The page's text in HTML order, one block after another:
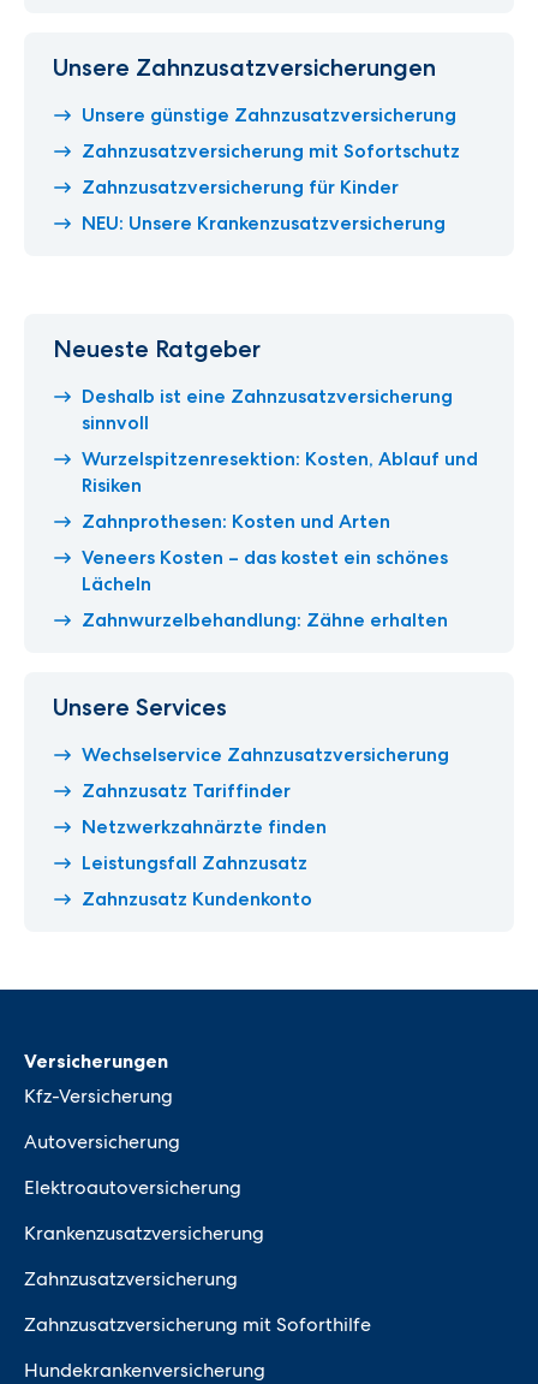
Unsere Zahnzusatzversicherungen
Unsere günstige Zahnzusatzversicherung
Zahnzusatzversicherung mit Sofortschutz
Zahnzusatzversicherung für Kinder
NEU: Unsere Krankenzusatzversicherung
Neueste Ratgeber
Deshalb ist eine Zahnzusatzversicherung
sinnvoll
Wurzelspitzenresektion: Kosten, Ablauf und
Risiken
Zahnprothesen: Kosten und Arten
Veneers Kosten – das kostet ein schönes
Lächeln
Zahnwurzelbehandlung: Zähne erhalten
Unsere Services
Wechselservice Zahnzusatzversicherung
Zahnzusatz Tariffinder
Netzwerkzahnärzte finden
Leistungsfall Zahnzusatz
Zahnzusatz Kundenkonto
Versicherungen
Kfz-Versicherung
Autoversicherung
Elektroautoversicherung
Krankenzusatzversicherung
Zahnzusatzversicherung
Zahnzusatzversicherung mit Soforthilfe
Hundekrankenversicherung